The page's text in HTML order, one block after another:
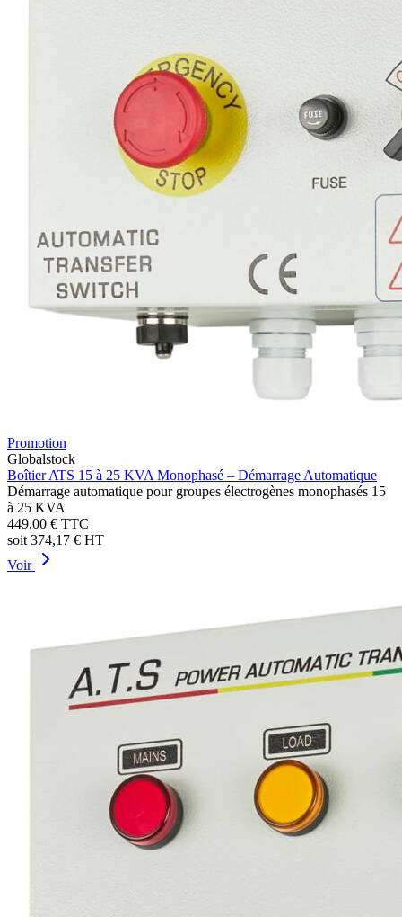
Promotion
Globalstock
Boîtier ATS 15 à 25 KVA Monophasé – Démarrage Automatique
Démarrage automatique pour groupes électrogènes monophasés 15
à 25 KVA
449,00 € TTC
soit 374,17 € HT
Voir